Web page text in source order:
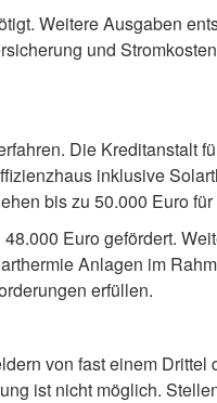
Weitere Ausgaben
und
Die Kreditanstalt
inklusive
bis zu 50.000 Euro
Euro gefördert.
Anlagen im
erfüllen.
von fast einem
ist nicht möglich.